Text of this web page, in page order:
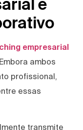
e
empresarial
Embora ambos
profissional,
essas
transmite